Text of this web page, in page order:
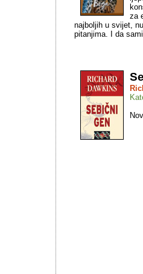
za
najboljih u svijet,
pitanjima. I da